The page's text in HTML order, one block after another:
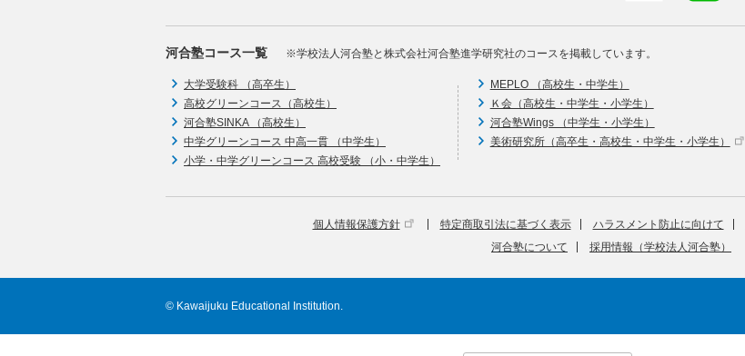
河合塾コース一覧 ※学校法人河合塾と株式会社河合塾進学研究社のコースを掲載しています。
大学受験科 （高卒生）
高校グリーンコース（高校生）
河合塾SINKA （高校生）
中学グリーンコース 中高一貫 （中学生）
小学・中学グリーンコース 高校受験 （小・中学生）
MEPLO （高校生・中学生）
Ｋ会（高校生・中学生・小学生）
河合塾Wings （中学生・小学生）
美術研究所（高卒生・高校生・中学生・小学生）
個人情報保護方針 特定商取引法に基づく表示 ハラスメント防止に向けて
河合塾について
採用情報（学校法人河合塾）
© Kawaijuku Educational Institution.